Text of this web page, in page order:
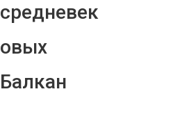
средневек
овых
Балкан